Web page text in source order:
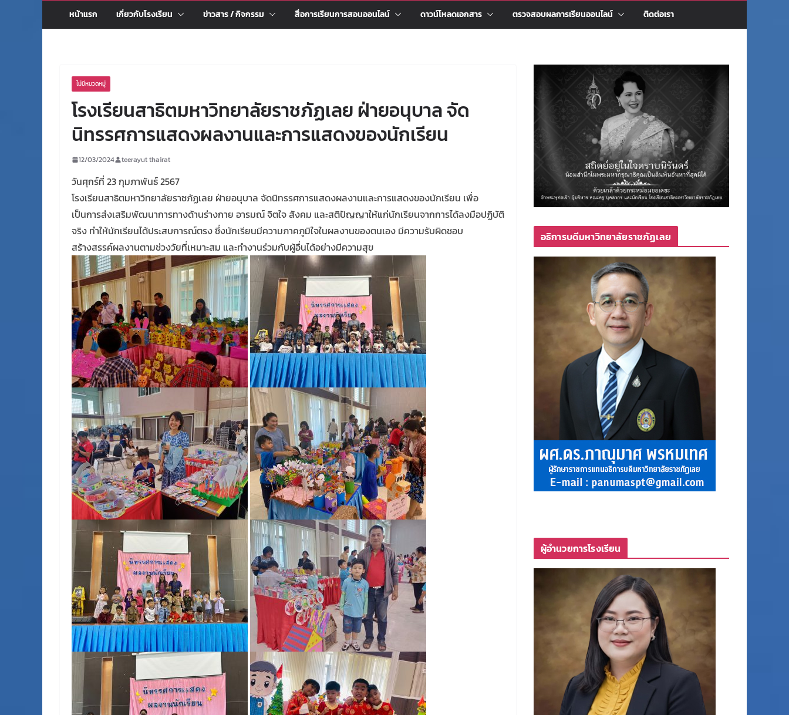
หน้าแรก เกี่ยวกับโรงเรียน ข่าวสาร / กิจกรรม สื่อการเรียนการสอนออนไลน์ ดาวน์โหลดเอกสาร ตรวจสอบผลการเรียนออนไลน์ ติดต่อเรา
ไม่มีหมวดหมู่
โรงเรียนสาธิตมหาวิทยาลัยราชภัฏเลย ฝ่ายอนุบาล จัด
นิทรรศการแสดงผลงานและการแสดงของนักเรียน
12/03/2024 teerayut thairat
วันศุกร์ที่ 23 กุมภาพันธ์ 2567
โรงเรียนสาธิตมหาวิทยาลัยราชภัฏเลย ฝ่ายอนุบาล จัดนิทรรศการแสดงผลงานและการแสดงของนักเรียน เพื่อ
เป็นการส่งเสริมพัฒนาการทางด้านร่างกาย อารมณ์ จิตใจ สังคม และสติปัญญาให้แก่นักเรียนจากการได้ลงมือปฏิบัติ
จริง ทำให้นักเรียนได้ประสบการณ์ตรง ซึ่งนักเรียนมีความภาคภูมิใจในผลงานของตนเอง มีความรับผิดชอบ
สร้างสรรค์ผลงานตามช่วงวัยที่เหมาะสม และทำงานร่วมกับผู้อื่นได้อย่างมีความสุข
อธิการบดีมหาวิทยาลัยราชภัฏเลย
ผู้อำนวยการโรงเรียน